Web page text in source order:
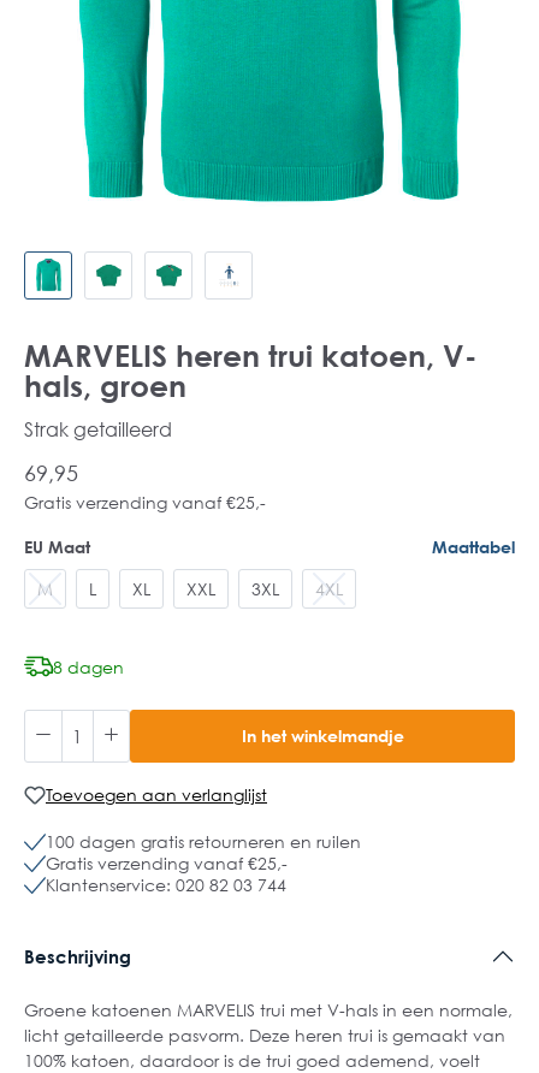
MARVELIS heren trui katoen, V-
hals, groen
Strak getailleerd
69,95
Gratis verzending vanaf €25,-
EU Maat Maattabel
M L XL XXL 3XL 4XL
8 dagen
In het winkelmandje
Toevoegen aan verlanglijst
100 dagen gratis retourneren en ruilen
Gratis verzending vanaf €25,-
Klantenservice: 020 82 03 744
Beschrijving
Groene katoenen MARVELIS trui met V-hals in een normale,
licht getailleerde pasvorm. Deze heren trui is gemaakt van
100% katoen, daardoor is de trui goed ademend, voelt